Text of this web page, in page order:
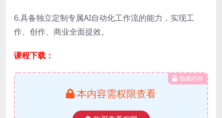
6.具备独立定制专属AI自动化工作流的能力，实现工
作、创作、商业全面提效。
课程下载：
隐藏内容
本内容需权限查看